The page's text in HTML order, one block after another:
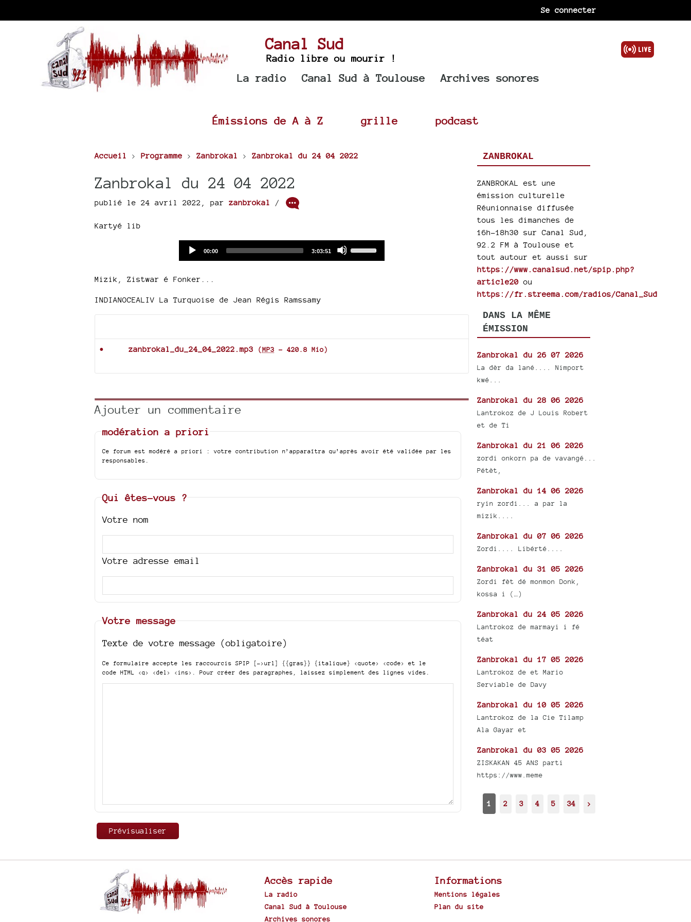
Se connecter
Canal Sud
Radio libre ou mourir !
La radio Canal Sud à Toulouse Archives sonores
Émissions de A à Z grille podcast
Accueil > Programme > Zanbrokal > Zanbrokal du 24 04 2022
Zanbrokal du 24 04 2022
publié le 24 avril 2022 par zanbrokal /
Kartyé lib
Current
00:00
Total
3:03:51
Mizik, Zistwar é Fonker...
INDIANOCEALIV La Turquoise de Jean Régis Ramssamy
zanbrokal_du_24_04_2022.mp3 (MP3 - 420.8 Mio)
Ajouter un commentaire
modération a priori
Ce forum est modéré a priori : votre contribution n’apparaîtra qu’après avoir été validée par les
responsables.
Qui êtes-vous ?
Votre nom
Votre adresse email
Votre message
Texte de votre message (obligatoire)
Ce formulaire accepte les raccourcis SPIP [->url] {{gras}} {italique} <quote> <code>
et le
code HTML <q> <del> <ins> . Pour créer des paragraphes, laissez simplement des lignes vides.
ZANBROKAL
ZANBROKAL est une
émission culturelle
Réunionnaise diffusée
tous les dimanches de
16h-18h30 sur Canal Sud,
92.2 FM à Toulouse et
tout autour et aussi sur
https://www.canalsud.net/spip.php?
article20 ou
https://fr.streema.com/radios/Canal_Sud
DANS LA MÊME
ÉMISSION
Zanbrokal du 26 07 2026
La dèr da lané.... Nimport
kwé...
Zanbrokal du 28 06 2026
Lantrokoz de J Louis Robert
et de Ti
Zanbrokal du 21 06 2026
zordi onkorn pa de vavangé...
Pétèt,
Zanbrokal du 14 06 2026
ryin zordi... a par la
mizik....
Zanbrokal du 07 06 2026
Zordi.... Libérté....
Zanbrokal du 31 05 2026
Zordi fèt dé monmon Donk,
kossa i (…)
Zanbrokal du 24 05 2026
Lantrokoz de marmayi i fé
téat
Zanbrokal du 17 05 2026
Lantrokoz de et Mario
Serviable de Davy
Zanbrokal du 10 05 2026
Lantrokoz de la Cie Tilamp
Ala Gayar et
Zanbrokal du 03 05 2026
ZISKAKAN 45 ANS parti
https://www.meme
1 2 3 4 5 34 >
Accès rapide
La radio
Canal Sud à Toulouse
Archives sonores
Informations
Mentions légales
Plan du site